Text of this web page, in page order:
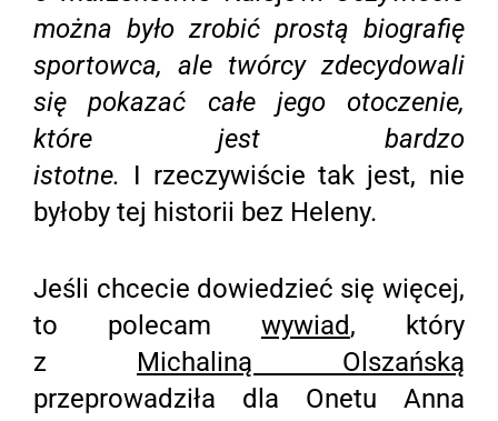
można było zrobić prostą biografię
sportowca, ale twórcy zdecydowali
się pokazać całe jego otoczenie,
które jest bardzo
istotne. I rzeczywiście tak jest, nie
byłoby tej historii bez Heleny.
Jeśli chcecie dowiedzieć się więcej,
to polecam wywiad, który
z Michaliną Olszańską
przeprowadziła dla Onetu Anna